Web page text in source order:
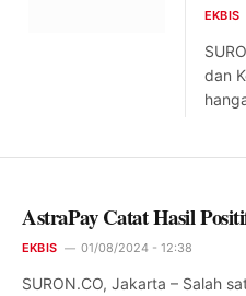
EKBIS
dan
AstraPay Catat Hasil
EKBIS 01/08/2024 - 12:38
SURON.CO, Jakarta – Salah